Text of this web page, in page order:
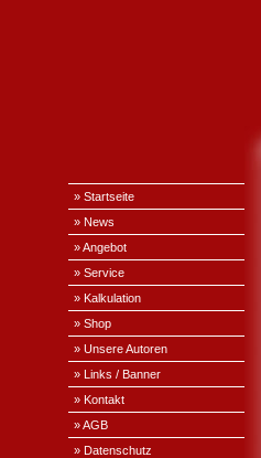
» Startseite
» News
» Angebot
» Service
» Kalkulation
» Shop
» Unsere Autoren
» Links / Banner
» Kontakt
» AGB
» Datenschutz